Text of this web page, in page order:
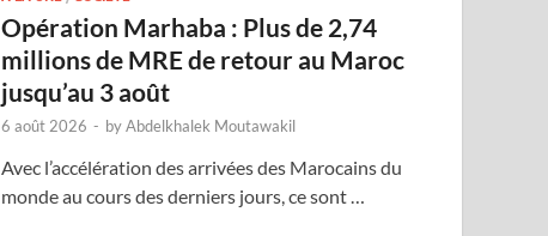
Opération Marhaba : Plus de 2,74
millions de MRE de retour au Maroc
jusqu’au 3 août
6 août 2026 - byAbdelkhalek Moutawakil
Avec l’accélération des arrivées des Marocains du
monde au cours des derniers jours, ce sont …